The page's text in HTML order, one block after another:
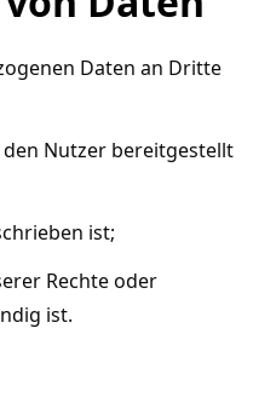
Daten an Dritte
Nutzer bereitgestellt
ist;
Rechte oder
ist.